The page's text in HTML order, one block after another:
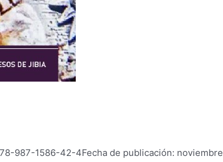
987-1586-42-4Fecha de publicación: noviembre